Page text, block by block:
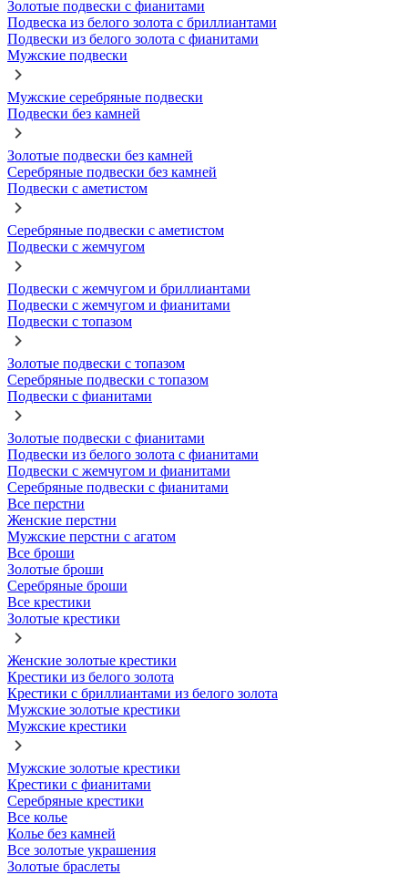
Золотые подвески с фианитами
Подвеска из белого золота с бриллиантами
Подвески из белого золота с фианитами
Мужские подвески
Мужские серебряные подвески
Подвески без камней
Золотые подвески без камней
Серебряные подвески без камней
Подвески с аметистом
Серебряные подвески с аметистом
Подвески с жемчугом
Подвески с жемчугом и бриллиантами
Подвески с жемчугом и фианитами
Подвески с топазом
Золотые подвески с топазом
Серебряные подвески с топазом
Подвески с фианитами
Золотые подвески с фианитами
Подвески из белого золота с фианитами
Подвески с жемчугом и фианитами
Серебряные подвески с фианитами
Все перстни
Женские перстни
Мужские перстни с агатом
Все броши
Золотые броши
Серебряные броши
Все крестики
Золотые крестики
Женские золотые крестики
Крестики из белого золота
Крестики с бриллиантами из белого золота
Мужские золотые крестики
Мужские крестики
Мужские золотые крестики
Крестики с фианитами
Серебряные крестики
Все колье
Колье без камней
Все золотые украшения
Золотые браслеты